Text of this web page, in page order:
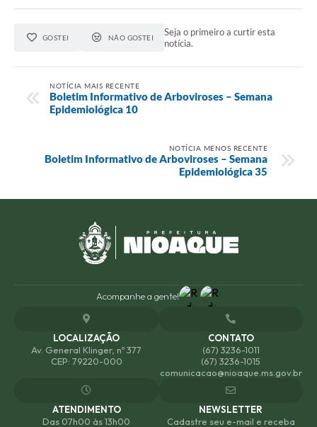
GOSTEI NÃO GOSTEI
Seja o primeiro a curtir esta
notícia.
NOTÍCIA MAIS RECENTE
Boletim Informativo de Arboviroses – Semana
Epidemiológica 10
NOTÍCIA MENOS RECENTE
Boletim Informativo de Arboviroses – Semana
Epidemiológica 35
Acompanhe a gente!
LOCALIZAÇÃO
Av. General Klinger, nº 377
CEP: 79220-000
CONTATO
(67) 3236-1011
(67) 3236-1015
comunicacao@nioaque.ms.gov.br
ATENDIMENTO
Das 07h00 às 13h00
NEWSLETTER
Cadastre seu e-mail e receba